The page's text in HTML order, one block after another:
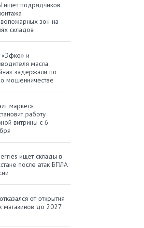
ищет подрядчиков
зон на
складов
«Эфко» и
масла
задержали по
мошенничестве
маркет»
работу
витрины с 6
ищет склады в
после атак БПЛА
от открытия
магазинов до 2027